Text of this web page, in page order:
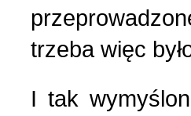
trzeba więc
I tak